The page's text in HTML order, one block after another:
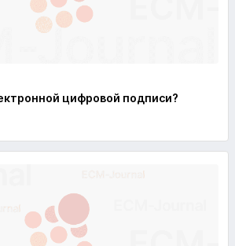
цифровой подписи?